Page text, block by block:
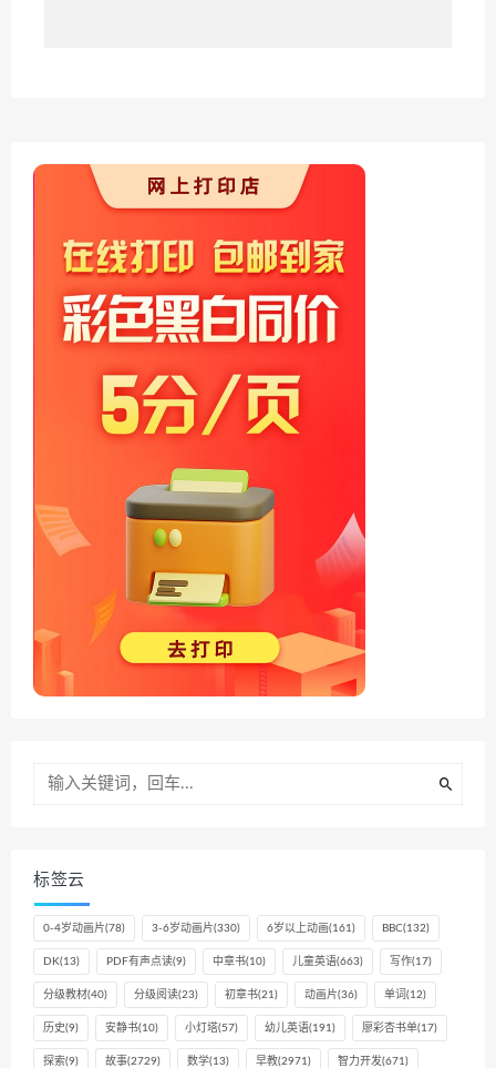
标签云
0-4岁动画片(78) 3-6岁动画片(330) 6岁以上动画(161) BBC(132)
DK(13) PDF有声点读(9) 中章书(10) 儿童英语(663) 写作(17)
分级教材(40) 分级阅读(23) 初章书(21) 动画片(36) 单词 (12)
历史(9) 安静书(10) 小灯塔(57) 幼儿英语(191) 廖彩杏书单(17)
探索(9) 故事(2729) 数学(13) 早教(2971) 智力开发(671)